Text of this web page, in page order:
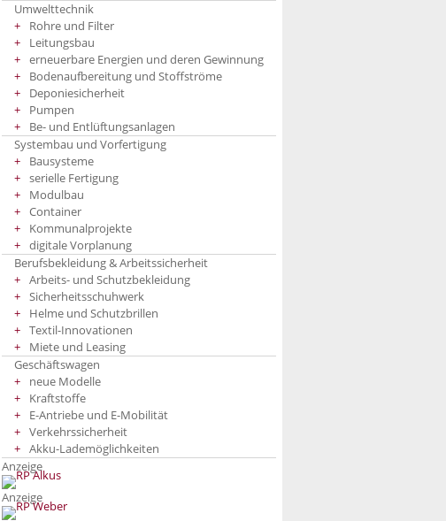
Umwelttechnik
Rohre und Filter
Leitungsbau
erneuerbare Energien und deren Gewinnung
Bodenaufbereitung und Stoffströme
Deponiesicherheit
Pumpen
Be- und Entlüftungsanlagen
Systembau und Vorfertigung
Bausysteme
serielle Fertigung
Modulbau
Container
Kommunalprojekte
digitale Vorplanung
Berufsbekleidung & Arbeitssicherheit
Arbeits- und Schutzbekleidung
Sicherheitsschuhwerk
Helme und Schutzbrillen
Textil-Innovationen
Miete und Leasing
Geschäftswagen
neue Modelle
Kraftstoffe
E-Antriebe und E-Mobilität
Verkehrssicherheit
Akku-Lademöglichkeiten
Anzeige
Anzeige